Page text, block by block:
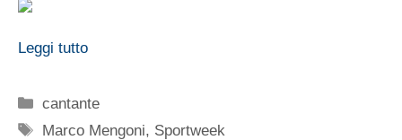
Leggi tutto
Categorie
cantante
Tag
Marco Mengoni, Sportweek